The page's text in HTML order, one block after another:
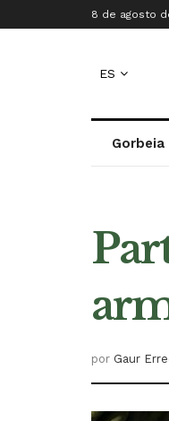
8 de agosto
ES
Gorbeia
por Gaur